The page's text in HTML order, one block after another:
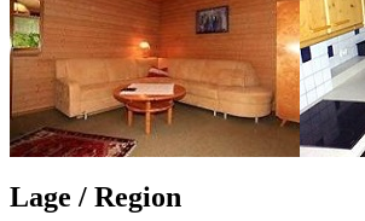
Lage / Region